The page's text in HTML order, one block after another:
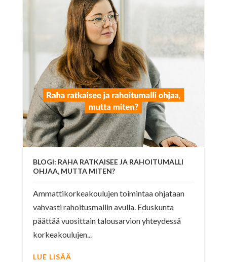
BLOGI: RAHA RATKAISEE JA RAHOITUMALLI
OHJAA, MUTTA MITEN?
Ammattikorkeakoulujen toimintaa ohjataan
vahvasti rahoitusmallin avulla. Eduskunta
päättää vuosittain talousarvion yhteydessä
korkeakoulujen...
LUE LISÄÄ